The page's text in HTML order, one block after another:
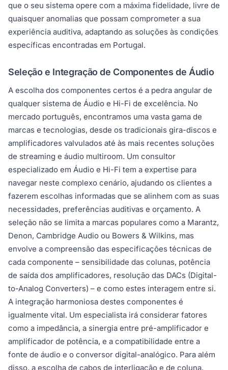
que o seu sistema opere com a máxima fidelidade, livre de
quaisquer anomalias que possam comprometer a sua
experiência auditiva, adaptando as soluções às condições
específicas encontradas em Portugal.
Seleção e Integração de Componentes de Áudio
A escolha dos componentes certos é a pedra angular de
qualquer sistema de Áudio e Hi-Fi de excelência. No
mercado português, encontramos uma vasta gama de
marcas e tecnologias, desde os tradicionais gira-discos e
amplificadores valvulados até às mais recentes soluções
de streaming e áudio multiroom. Um consultor
especializado em Áudio e Hi-Fi tem a expertise para
navegar neste complexo cenário, ajudando os clientes a
fazerem escolhas informadas que se alinhem com as suas
necessidades, preferências auditivas e orçamento. A
seleção não se limita a marcas populares como a Marantz,
Denon, Cambridge Audio ou Bowers & Wilkins, mas
envolve a compreensão das especificações técnicas de
cada componente – sensibilidade das colunas, potência
de saída dos amplificadores, resolução das DACs (Digital-
to-Analog Converters) – e como estes interagem entre si.
A integração harmoniosa destes componentes é
igualmente vital. Um especialista irá considerar fatores
como a impedância, a sinergia entre pré-amplificador e
amplificador de potência, e a compatibilidade entre a
fonte de áudio e o conversor digital-analógico. Para além
disso, a escolha de cabos de interligação e de coluna,